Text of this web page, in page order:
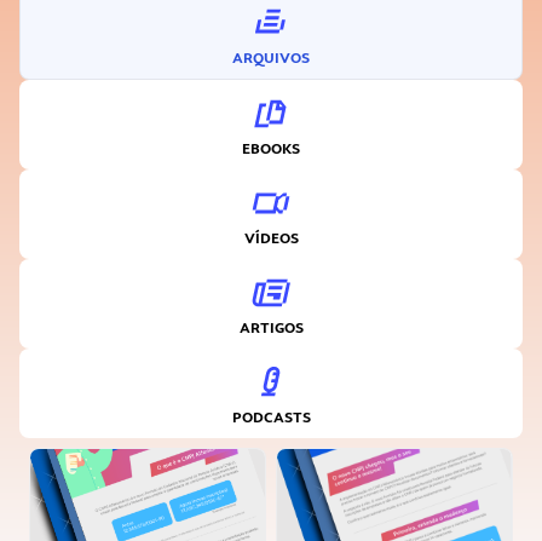
ARQUIVOS
EBOOKS
VÍDEOS
ARTIGOS
PODCASTS